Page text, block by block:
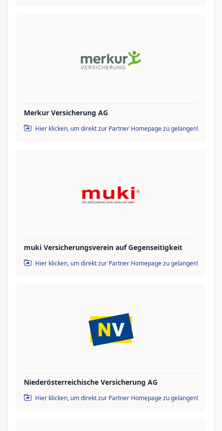
Merkur Versicherung AG
Hier klicken, um direkt zur Partner Homepage zu gelangen!
muki Versicherungsverein auf Gegenseitigkeit
Hier klicken, um direkt zur Partner Homepage zu gelangen!
Niederösterreichische Versicherung AG
Hier klicken, um direkt zur Partner Homepage zu gelangen!